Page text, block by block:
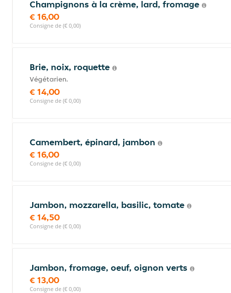
Champignons à la crème, lard, fromage
€ 16,00
Consigne de (€ 0,00)
Brie, noix, roquette
Végétarien.
€ 14,00
Consigne de (€ 0,00)
Camembert, épinard, jambon
€ 16,00
Consigne de (€ 0,00)
Jambon, mozzarella, basilic, tomate
€ 14,50
Consigne de (€ 0,00)
Jambon, fromage, oeuf, oignon verts
€ 13,00
Consigne de (€ 0,00)